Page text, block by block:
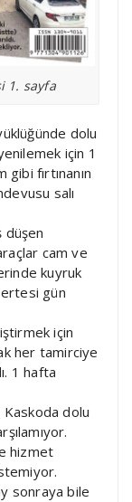
1. sayfa
dolu
için 1
fırtınanın
salı
düşen
cam ve
kuyruk
gün
için
her tamirciye
1 hafta
dolu
hizmet
sonraya bile